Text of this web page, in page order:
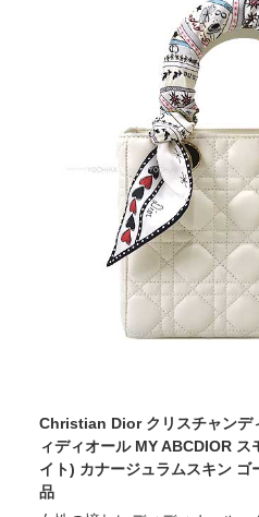
Christian Dior クリスチャンデ
ィディオール MY ABCDIOR
イト) カナージュラムスキン
品